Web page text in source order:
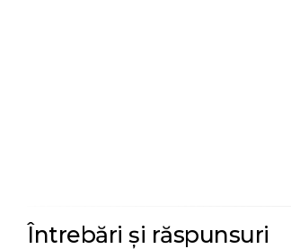
Întrebări și răspunsuri